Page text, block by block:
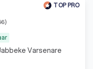
TOP PRO
Varsenare